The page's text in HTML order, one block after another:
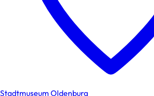
Stadtmuseum Oldenburg